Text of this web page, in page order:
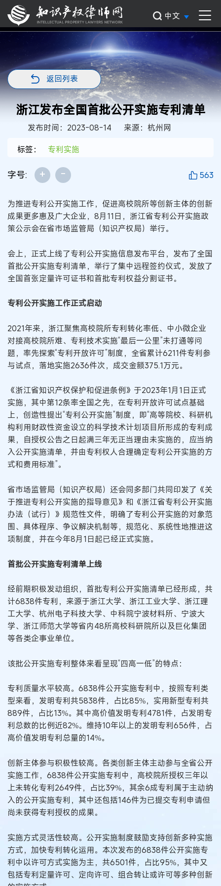
中文
返回列表
浙江发布全国首批公开实施专利清单
发布时间：2023-08-14
来源：杭州网
标签：
专利实施
字号: + - 563
为推进专利公开实施工作，促进高校院所等创新主体的创新
成果更多惠及广大企业，8月11日，浙江省专利公开实施政
策公示会在省市场监管局（知识产权局）举行。
会上，正式上线了专利公开实施信息发布平台，发布了全国
首批公开实施专利清单，举行了集中远程签约仪式，发放了
全国首张定量许可证书和首批专利权益分割证书。
专利公开实施工作正式启动
2021年来，浙江聚焦高校院所专利转化率低、中小微企业
对接高校院所难、专利技术实施“最后一公里”未打通等问
题，率先探索“专利开放许可”制度，全省累计6211件专利参
与试点，落地实施2636件次，成交金额375.1万元。
《浙江省知识产权保护和促进条例》于2023年1月1日正式
实施，其中第12条率全国之先，在专利开放许可试点基础
上，创造性提出“专利公开实施”制度，即“高等院校、科研机
构利用财政性资金设立的科学技术计划项目所形成的专利成
果，自授权公告之日起满三年无正当理由未实施的，应当纳
入公开实施清单，并由专利权人合理确定专利公开实施的方
式和费用标准”。
省市场监管局（知识产权局）还会同多部门共同印发了《关
于推进专利公开实施的指导意见》和《浙江省专利公开实施
办法（试行）》规范性文件，明确了专利公开实施的对象范
围、具体程序、争议解决机制等，规范化、系统性地推进这
项制度，并在今年8月1日起已经正式实施。
首批公开实施专利清单上线
经前期积极发动组织，首批专利公开实施清单已经形成，共
计6838件专利，来源于浙江大学、浙江工业大学、浙江理
工大学、杭州电子科技大学、中科院宁波材料所、宁波大
学、浙江师范大学等省内48所高校科研院所以及巨化集团
等各类企事业单位。
该批公开实施专利整体来看呈现“四高一低”的特点：
专利质量水平较高。6838件公开实施专利中，按照专利类
型来看，发明专利共5838件，占比85%，实用新型专利共
889件，占比13%。其中高价值发明专利4781件，占发明专
利总数的比例近82%。维持10年以上的发明专利656件，占
高价值发明专利总量的14%。
创新主体参与积极性较高。各类创新主体主动参与全省公开
实施工作，6838件公开实施专利中，高校院所授权三年以
上未转化专利2649件，占比39%，其余6成专利属于主动纳
入的公开实施专利，其中还包括146件为已提交专利申请但
尚未获得专利授权的成果。
实施方式灵活性较高。公开实施制度鼓励支持创新多种实施
方式，加快专利转化运用。本次发布的6838件公开实施专
利中以许可方式实施为主，共6501件，占比95%，其中又
包括专利定量许可、定向许可、组合转让或许可等多种创新